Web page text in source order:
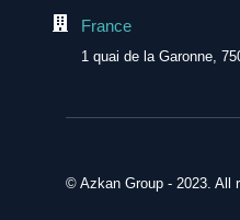
France
1 quai de la Garonne,
© Azkan Group - 2023. All